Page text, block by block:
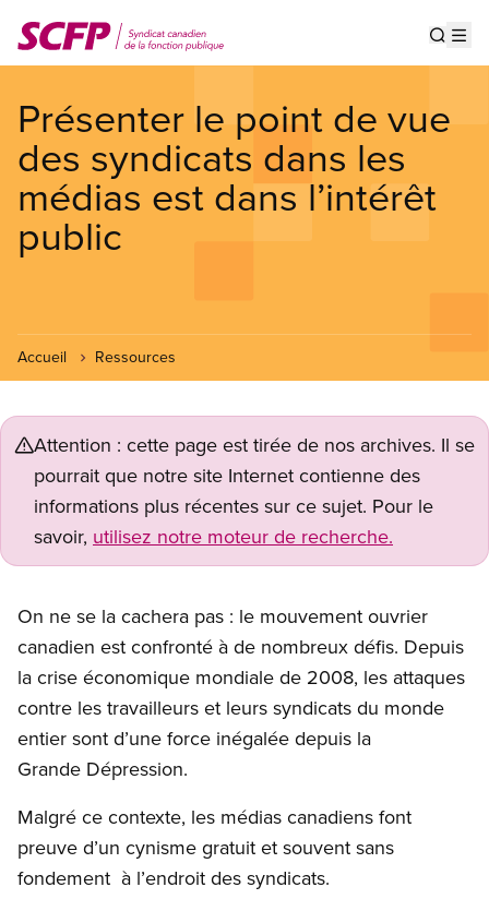
au
contenu
Présenter le point de vue
des syndicats dans les
médias est dans l’intérêt
public
Accueil Ressources
Attention : cette page est tirée de nos archives. Il se
pourrait que notre site Internet contienne des
informations plus récentes sur ce sujet. Pour le
savoir, utilisez notre moteur de recherche.
On ne se la cachera pas : le mouvement ouvrier
canadien est confronté à de nombreux défis. Depuis
la crise économique mondiale de 2008, les attaques
contre les travailleurs et leurs syndicats du monde
entier sont d’une force inégalée depuis la
Grande Dépression.
Malgré ce contexte, les médias canadiens font
preuve d’un cynisme gratuit et souvent sans
fondement à l’endroit des syndicats.